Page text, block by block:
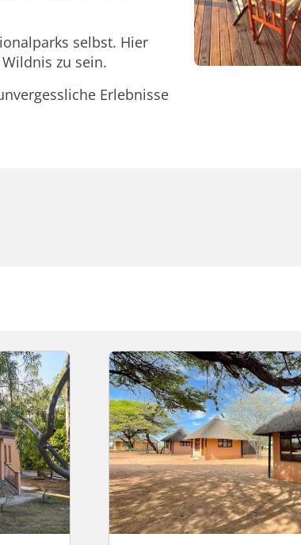
selbst. Hier
zu sein.
Erlebnisse